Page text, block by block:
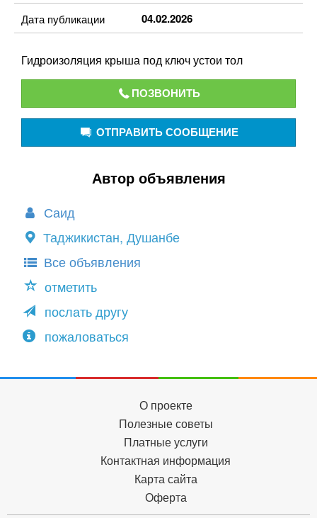
Дата публикации 04.02.2026
Гидроизоляция крыша под ключ устои тол
ПОЗВОНИТЬ
ОТПРАВИТЬ СООБЩЕНИЕ
Автор объявления
Саид
Таджикистан, Душанбе
Все объявления
отметить
послать другу
пожаловаться
О проекте
Полезные советы
Платные услуги
Контактная информация
Карта сайта
Оферта